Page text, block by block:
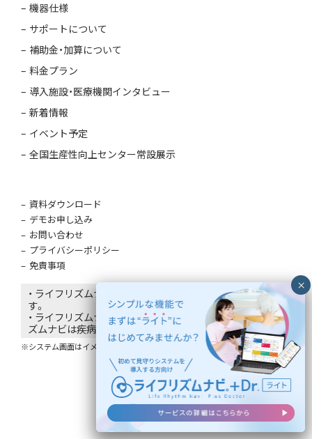
機器仕様
サポートについて
補助金・加算について
料金プラン
導入施設・医療機関インタビュー
新着情報
イベント予定
全国生産性向上センター常設展示
資料ダウンロード
デモお申し込み
お問い合わせ
プライバシーポリシー
免責事項
・ ライフリズムナビはエコナビスタ株式会社の登録商標で
す。
・ ライフリズムナビは医療機器ではありません。ライフリ
ズムナビは疾病の診断・治療・予防を目的としていません。
※システム画面はイメージであり、氏名は仮名です。
©2026 EcoNaviSta